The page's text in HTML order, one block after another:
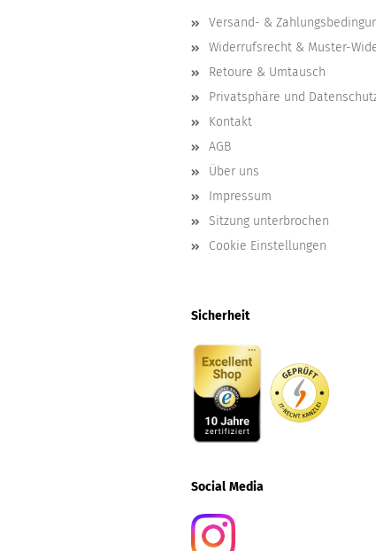
Versand- &
Widerrufsrecht & Muster-
Retoure & Umtausch
Privatsphäre und
Kontakt
AGB
Über uns
Impressum
Sitzung unterbrochen
Cookie Einstellungen
Sicherheit
Social Media